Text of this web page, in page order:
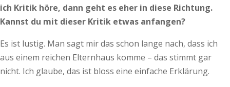
ich Kritik höre, dann geht es eher in diese Richtung.
Kannst du mit dieser Kritik etwas anfangen?
Es ist lustig. Man sagt mir das schon lange nach, dass ich
aus einem reichen Elternhaus komme – das stimmt gar
nicht. Ich glaube, das ist bloss eine einfache Erklärung.